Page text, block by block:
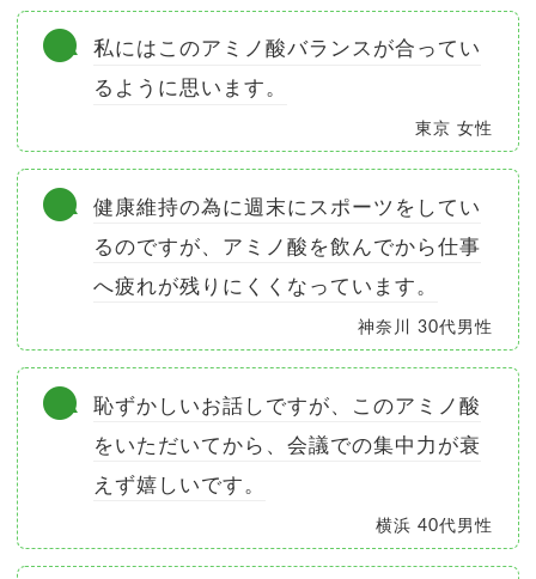
私にはこのアミノ酸バランスが合ってい
るように思います。
東京 女性
健康維持の為に週末にスポーツをしてい
るのですが、アミノ酸を飲んでから仕事
へ疲れが残りにくくなっています。
神奈川 30代男性
恥ずかしいお話しですが、このアミノ酸
をいただいてから、会議での集中力が衰
えず嬉しいです。
横浜 40代男性